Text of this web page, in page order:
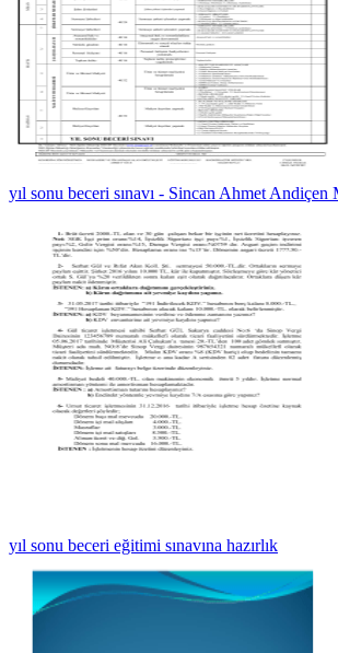
yıl sonu beceri sınavı - Sincan Ahmet
yıl sonu beceri eğitimi sınavına hazırlık